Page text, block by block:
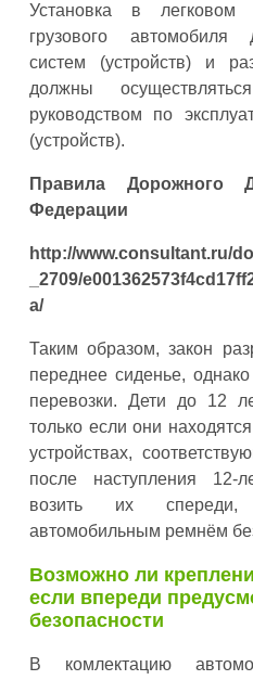
Установка в
грузового автомобиля
систем (устройств) и
должны
руководством по
(устройств).
Правила Дорожного
Федерации
http://www.consultant.ru/
_2709/
a/
Таким образом, закон
переднее сиденье,
перевозки. Дети до 12
только если они
устройствах,
после наступления 12-
возить их спереди,
автомобильным ремнём
Возможно ли
если впереди
безопасности
В комлектацию